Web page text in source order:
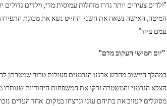
"ילדים צעירים יותר גררו מזחלות עמוסות מדי, וילדים
המיטה, האישה נשאה את השני. החייט נשא את מכונת
עמם ציוד”.
"יום חמישי העקוב מדם"
הצבא הגרמני והמשטרה זרקו את המשפחות היהודיות שנותרו
מסוגלים לעזוב את בתיהם עונו ונרצחו במקום. אחד העדים